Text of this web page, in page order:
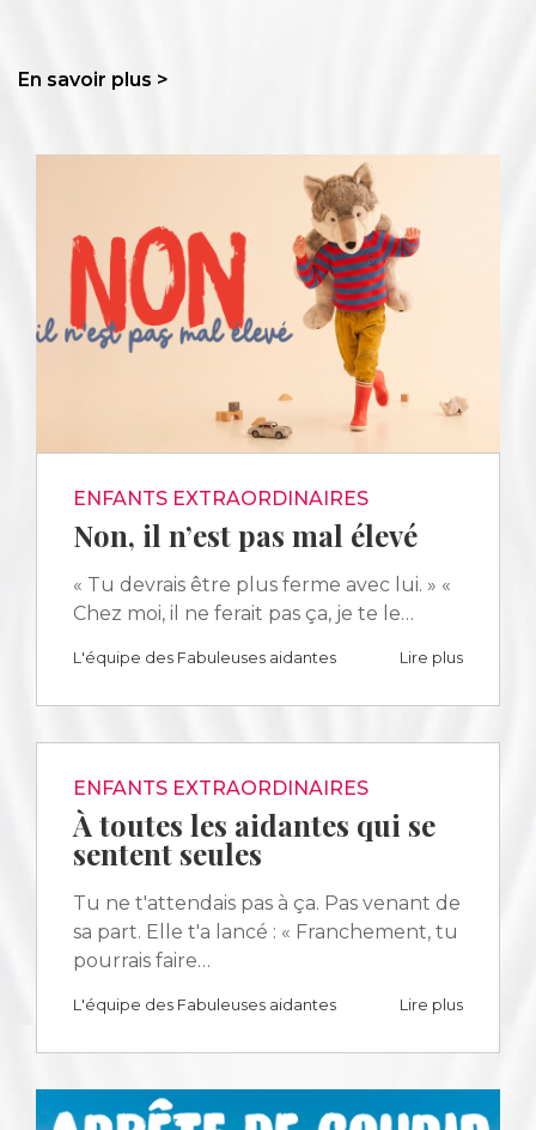
En savoir plus >
ENFANTS EXTRAORDINAIRES
Non, il n’est pas mal élevé
« Tu devrais être plus ferme avec lui. » «
Chez moi, il ne ferait pas ça, je te le…
L'équipe des Fabuleuses aidantes Lire plus
ENFANTS EXTRAORDINAIRES
À toutes les aidantes qui se
sentent seules
Tu ne t'attendais pas à ça. Pas venant de
sa part. Elle t'a lancé : « Franchement, tu
pourrais faire…
L'équipe des Fabuleuses aidantes Lire plus